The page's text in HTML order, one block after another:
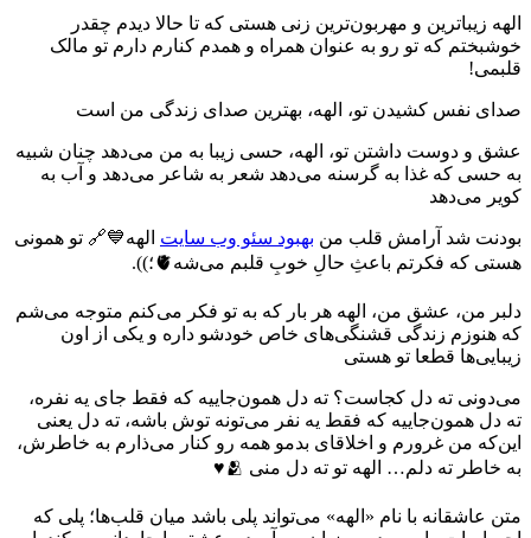
الهه زیباترین و مهربون‌ترین زنی هستی که تا حالا دیدم چقدر
خوشبختم که تو رو به عنوان همراه و همدم کنارم دارم تو مالک
قلبمی!
صدای نفس کشیدن تو، الهه، بهترین صدای زندگی من است
عشق و دوست داشتن تو، الهه، حسی زیبا به من می‌دهد چنان شبیه
به حسی که غذا به گرسنه می‌دهد شعر به شاعر می‌دهد و آب به
کویر می‌دهد
بودنت شد آرامش قلب من بهبود سئو وب سایت الهه💙🔗️ تو همونی
هستی که فکرتم باعثِ حالِ خوبِ قلبم می‌شه🫀؛)).
دلبر من، عشق من، الهه هر بار که به تو فکر می‌کنم متوجه می‌شم
که هنوزم زندگی قشنگی‌های خاص خودشو داره و یکی از اون
زیبایی‌ها قطعا تو هستی
می‌دونی ته دل کجاست؟ ته دل همون‌جاییه که فقط جای یه نفره،
ته دل همون‌جاییه که فقط یه نفر می‌تونه توش باشه، ته دل یعنی
این‌که من غرورم و اخلاقای بدمو همه رو کنار می‌ذارم به خاطرش،
به خاطر ته دلم… الهه تو ته دل منی 🫂♥️
متن عاشقانه با نام «الهه» می‌تواند پلی باشد میان قلب‌ها؛ پلی که